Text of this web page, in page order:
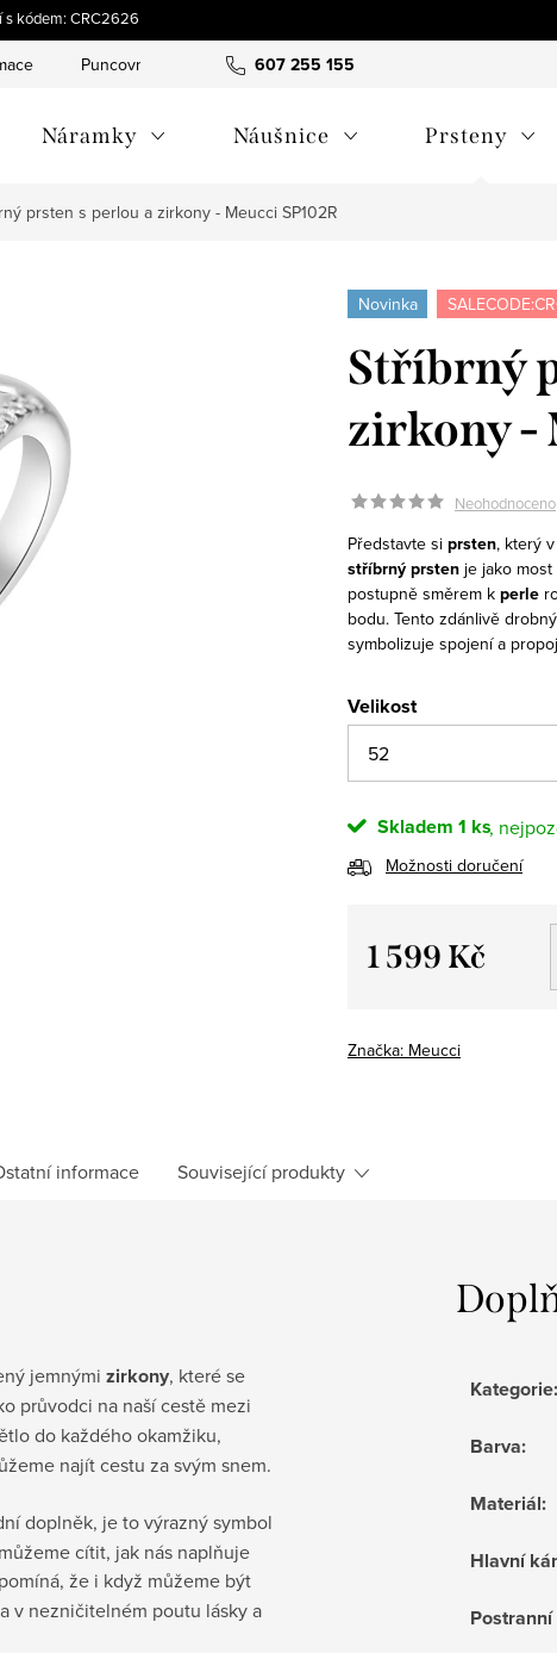
s kódem: CRC2626
607 255 155
Puncovní značky Hodnocení obchodu
Náramky Náušnice Prsteny
prsten s perlou a zirkony - Meucci SP102R
Novinka
Stříbrný
zirkony -
Neohodnoceno
Představte si prsten, který
stříbrný prsten je jako
postupně směrem k perle
bodu. Tento zdánlivě
symbolizuje spojení a
Velikost
Skladem 1 ks
Možnosti doručení
1 599 Kč
Značka: Meucci
informace Související produkty
jemnými zirkony, které se
průvodci na naší cestě mezi
do každého okamžiku,
najít cestu za svým snem.
doplněk, je to výrazný symbol
cítit, jak nás naplňuje
že i když můžeme být
v nezničitelném poutu lásky a
Kategorie:
Barva:
Materiál:
Hlavní